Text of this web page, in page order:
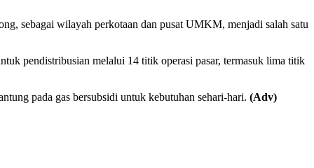
sebagai wilayah perkotaan dan pusat UMKM, menjadi salah satu
pendistribusian melalui 14 titik operasi pasar, termasuk lima titik
pada gas bersubsidi untuk kebutuhan sehari-hari. (Adv)